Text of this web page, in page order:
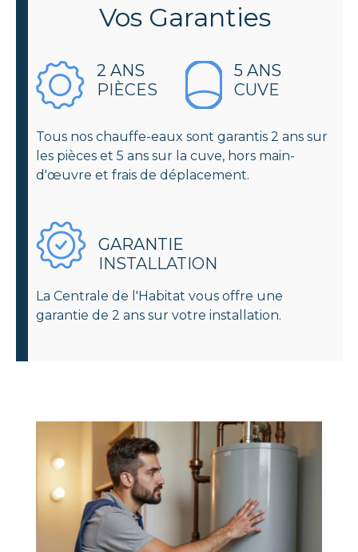
Vos Garanties
2 ANS
PIÈCES
5 ANS
CUVE
Tous nos chauffe-eaux sont garantis 2 ans sur
les pièces et 5 ans sur la cuve, hors main-
d'œuvre et frais de déplacement.
GARANTIE
INSTALLATION
La Centrale de l'Habitat vous offre une
garantie de 2 ans sur votre installation.